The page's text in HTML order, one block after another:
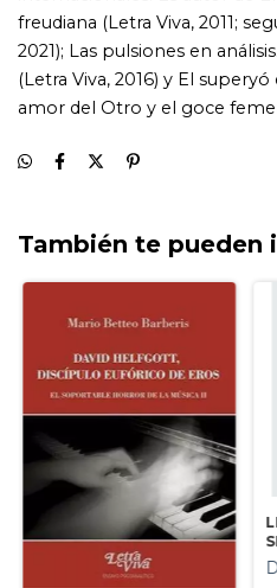
También te pueden